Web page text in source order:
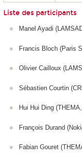
Liste des participants
Manel Ayadi
Francis Bloch (Paris
Olivier Cailloux
Sébastien Courtin
Hui Hui Ding
François Durand
Fabian Gouret